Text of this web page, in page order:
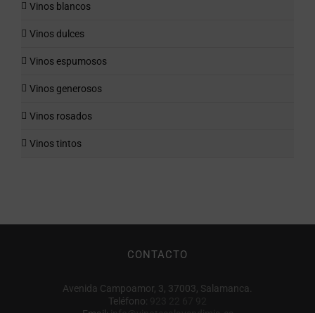
Vinos blancos
Vinos dulces
Vinos espumosos
Vinos generosos
Vinos rosados
Vinos tintos
CONTACTO
Avenida Campoamor, 3, 37003, Salamanca.
Teléfono: